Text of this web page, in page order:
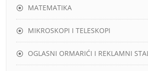
MATEMATIKA
MIKROSKOPI I TELESKOPI
OGLASNI ORMARIĆI I REKLAMNI